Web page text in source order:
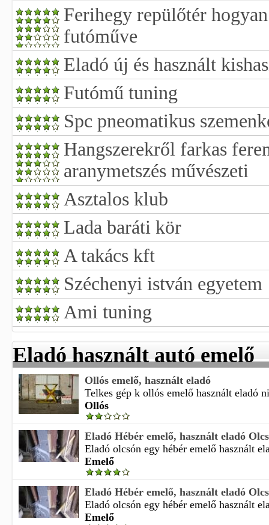
Ferihegy repülőtér
futóműve
Eladó új és használt
Futómű tuning
Spc pneomatikus
Hangszerekről farkas
aranymetszés művészeti
Asztalos klub
Lada baráti kör
A takács kft
Széchenyi istván egyetem
Ami tuning
Eladó használt autó emelő
Ollós emelő, használt eladó
Telkes gép k ollós emelő használt eladó
Ollós
Eladó Hébér emelő, használt eladó
Eladó olcsón egy hébér emelő használt
Emelő
Eladó Hébér emelő, használt eladó
Eladó olcsón egy hébér emelő használt
Emelő